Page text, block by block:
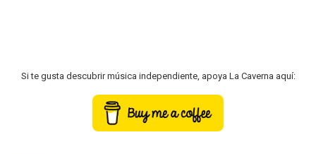
Si te gusta descubrir música independiente, apoya La Caverna aquí: